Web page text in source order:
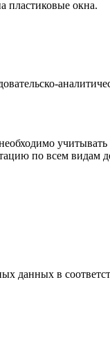
пластиковые окна.
учитывать
по всем
данных в